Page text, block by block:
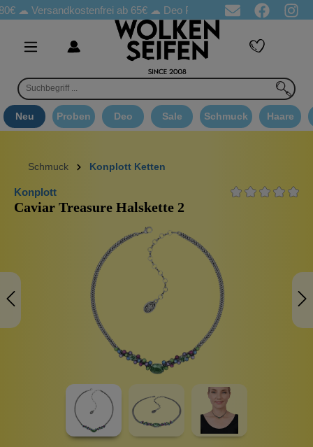
ab 65€ ☁ Deo Proben in jeder Bestellung ☁
Neu Proben Deo Sale Schmuck Haare
Schmuck Konplott Ketten
Konplott
Caviar Treasure Halskette 2